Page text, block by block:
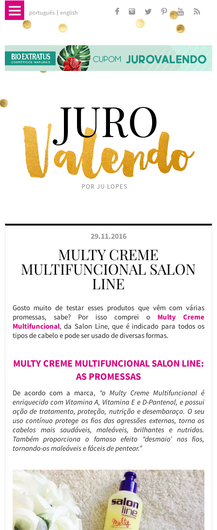
português english
29.11.2016
MULTY CREME
MULTIFUNCIONAL SALON
LINE
Gosto muito de testar esses produtos que vêm com várias
promessas, sabe? Por isso comprei o Multy Creme
Multifuncional, da Salon Line, que é indicado para todos os
tipos de cabelo e pode ser usado de diversas formas.
MULTY CREME MULTIFUNCIONAL SALON LINE:
AS PROMESSAS
De acordo com a marca, “o Multy Creme Multifuncional é
enriquecido com Vitamina A, Vitamina E e D-Pantenol, e possui
ação de tratamento, proteção, nutrição e desembaraço. O seu
uso contínuo protege os fios das agressões externas, torna os
cabelos mais saudáveis, maleáveis, brilhantes e nutridos.
Também proporciona o famoso efeito “desmaio’ nos fios,
tornando-os maleáveis e fáceis de pentear.”